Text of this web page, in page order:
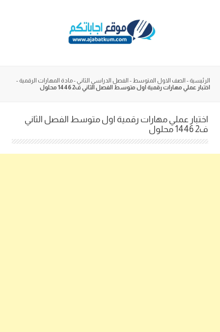
الرئيسية - الصف الاول المتوسط - الفصل الدراسي الثاني -مادة المهارات الرقمية -
اختبار عملي مهارات رقمية اول متوسط الفصل الثاني ف2 1446 محلول
اختبار عملي مهارات رقمية اول متوسط الفصل الثاني
ف2 1446 محلول